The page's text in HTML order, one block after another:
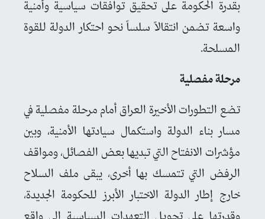
بقدرة الحكومة على تحقيق توافقات سياسية وأمنية
واسعة تضمن انتقالاً سلساً نحو احتكار الدولة للقوة
المسلحة.
مرحلة مفصلية
تضع التطورات الأخيرة العراق أمام مرحلة مفصلية في
مسار بناء الدولة واستكمال سيادتها الأمنية، وبين
مؤشرات الانفتاح التي تبديها بعض الفصائل، ومواقف
الرفض التي تتمسك بها أخرى، يبقى ملف السلاح
خارج إطار الدولة الاختبار الأبرز للحكومة الجديدة،